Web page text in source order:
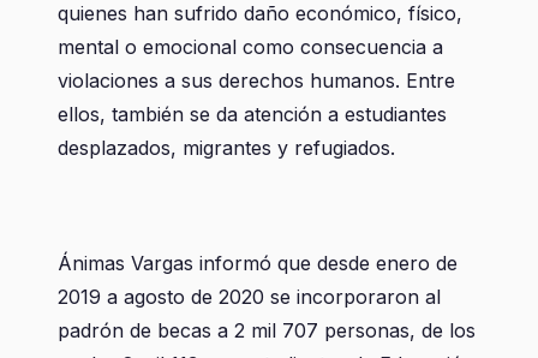
quienes han sufrido daño económico, físico,
mental o emocional como consecuencia a
violaciones a sus derechos humanos. Entre
ellos, también se da atención a estudiantes
desplazados, migrantes y refugiados.
Ánimas Vargas informó que desde enero de
2019 a agosto de 2020 se incorporaron al
padrón de becas a 2 mil 707 personas, de los